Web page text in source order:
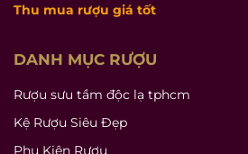
Thu mua rượu giá tốt
DANH MỤC RƯỢU
Rượu sưu tầm độc lạ tphcm
Kệ Rượu Siêu Đẹp
Phụ Kiện Rượu